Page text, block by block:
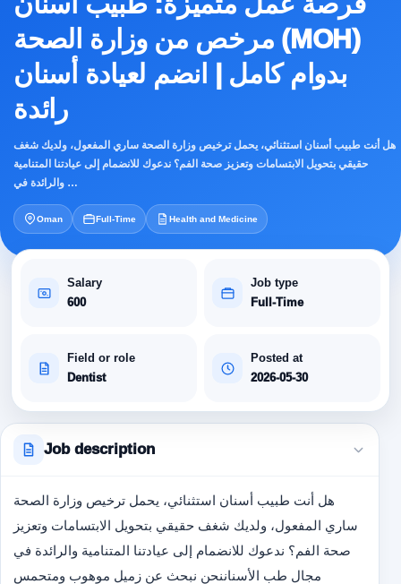
مرخص من وزارة الصحة (MOH)
بدوام كامل | انضم لعيادة أسنان
رائدة
هل أنت طبيب أسنان استثنائي، يحمل ترخيص وزارة الصحة ساري المفعول، ولديك شغف
حقيقي بتحويل الابتسامات وتعزيز صحة الفم؟ ندعوك للانضمام إلى عيادتنا المتنامية
والرائدة في …
Oman Full-Time Health and Medicine
Salary
600
Job type
Full-Time
Field or role
Dentist
Posted at
2026-05-30
Job description
هل أنت طبيب أسنان استثنائي، يحمل ترخيص وزارة الصحة
ساري المفعول، ولديك شغف حقيقي بتحويل الابتسامات وتعزيز
صحة الفم؟ ندعوك للانضمام إلى عيادتنا المتنامية والرائدة في
مجال طب الأسناننحن نبحث عن زميل موهوب ومتحمس